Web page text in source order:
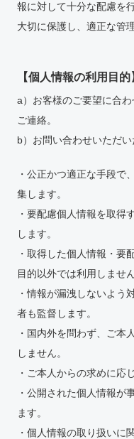
報に対して十分な配慮を
大切に保護し、適正な管
【個人情報の利用目的
a）お客様のご要望に合
ご連絡。
b）お問い合わせいただい
・公正かつ適正な手段で
集します。
・要配慮個人情報を取得
します。
・取得した個人情報・要
目的以外では利用しません
・情報が漏洩しないよう
者も監督します。
・国内外を問わず、ご本
しません。
・ご本人からの求めに応
・公開された個人情報が
ます。
・個人情報の取り扱いに